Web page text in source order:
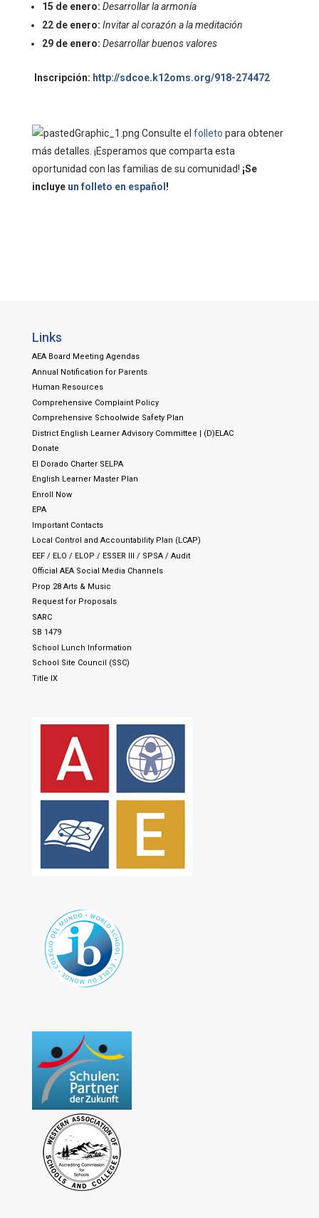
15 de enero: Desarrollar la armonía
22 de enero: Invitar al corazón a la meditación
29 de enero: Desarrollar buenos valores
Inscripción: http://sdcoe.k12oms.org/918-274472
Consulte el folleto para obtener
más detalles. ¡Esperamos que comparta esta
oportunidad con las familias de su comunidad! ¡Se
incluye un folleto en español !
Links
AEA Board Meeting Agendas
Annual Notification for Parents
Human Resources
Comprehensive Complaint Policy
Comprehensive Schoolwide Safety Plan
District English Learner Advisory Committee | (D)ELAC
Donate
El Dorado Charter SELPA
English Learner Master Plan
Enroll Now
EPA
Important Contacts
Local Control and Accountability Plan (LCAP)
EEF / ELO / ELOP / ESSER III / SPSA / Audit
Official AEA Social Media Channels
Prop 28 Arts & Music
Request for Proposals
SARC
SB 1479
School Lunch Information
School Site Council (SSC)
Title IX